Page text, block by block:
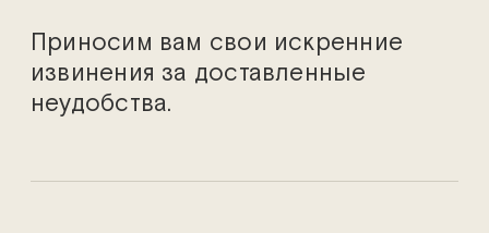
Приносим вам свои искренние
извинения за доставленные
неудобства.